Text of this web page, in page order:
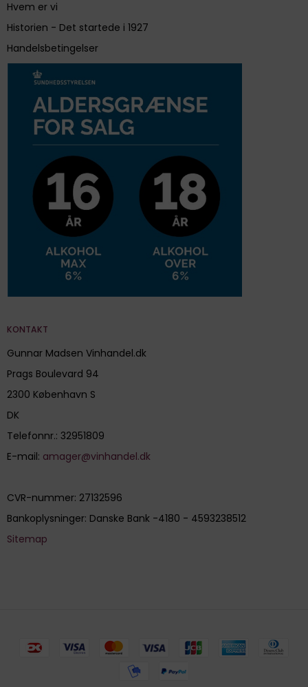
Hvem er vi
Historien - Det startede i 1927
Handelsbetingelser
KONTAKT
Gunnar Madsen Vinhandel.dk
Prags Boulevard 94
2300 København S
DK
Telefonnr.: 32951809
E-mail: amager@vinhandel.dk
CVR-nummer: 27132596
Bankoplysninger: Danske Bank -4180 - 4593238512
Sitemap